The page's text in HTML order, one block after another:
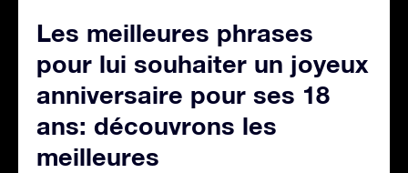
Les meilleures phrases
pour lui souhaiter un joyeux
anniversaire pour ses 18
ans: découvrons les
meilleures